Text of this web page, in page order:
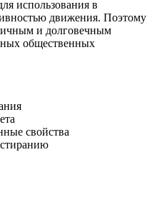
использования в
движения. Поэтому
и долговечным
общественных
свойства